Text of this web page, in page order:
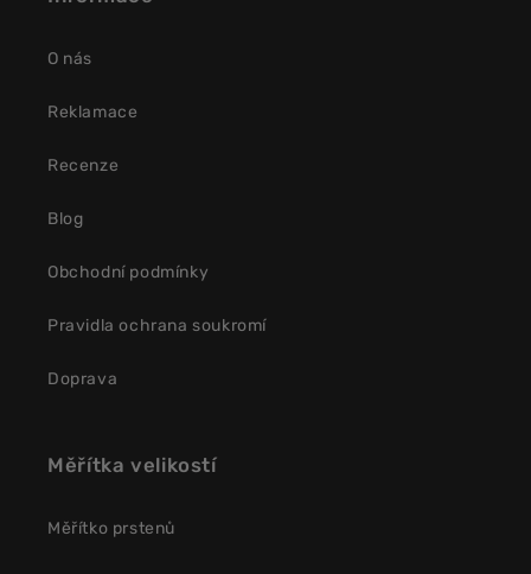
O nás
Reklamace
Recenze
Blog
Obchodní podmínky
Pravidla ochrana soukromí
Doprava
Měřítka velikostí
Měřítko prstenů